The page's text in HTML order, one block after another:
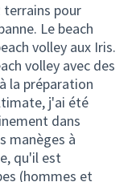
terrains pour
Le beach
volley aux Iris.
volley avec des
la préparation
j'ai été
dans
manèges à
qu'il est
(hommes et